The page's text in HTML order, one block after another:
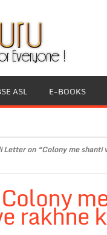
ASL E-BOOKS
Letter on “Colony me shanti
rakhne